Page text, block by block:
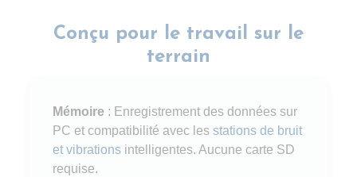
Conçu pour le travail sur le
terrain
Mémoire : Enregistrement des données sur
PC et compatibilité avec les stations de bruit
et vibrations intelligentes. Aucune carte SD
requise.